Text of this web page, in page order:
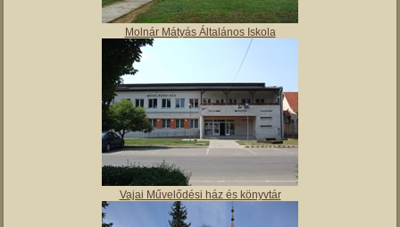
Molnár Mátyás Általános Iskola
Vajai Művelődési ház és könyvtár